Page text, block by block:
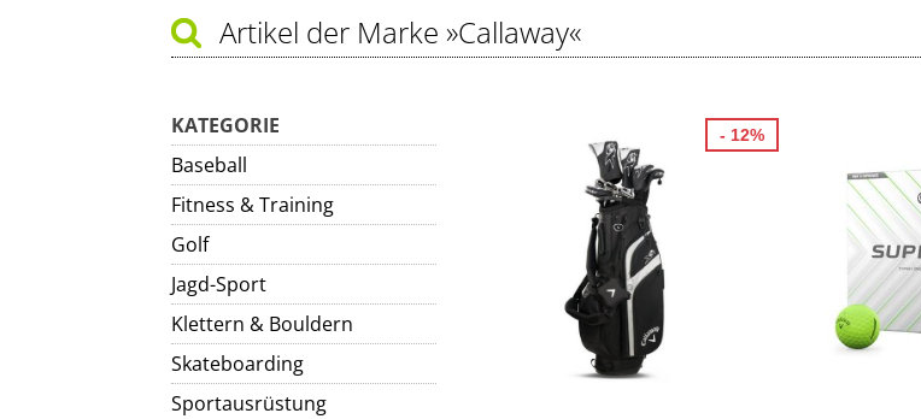
Artikel der Marke »Callaway«
KATEGORIE
Baseball
Fitness & Training
Golf
Jagd-Sport
Klettern & Bouldern
Skateboarding
Sportausrüstung
- 12%